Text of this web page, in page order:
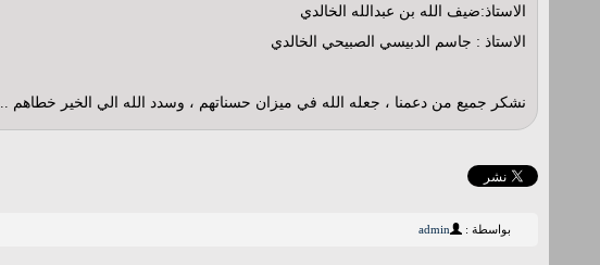
الاستاذ:ضيف الله بن عبدالله الخالدي
الاستاذ : جاسم الدبيسي الصبيحي الخالدي
نشكر جميع من دعمنا ، جعله الله في ميزان حسناتهم ، وسدد الله الي الخير خطاهم ..
بواسطة : admin